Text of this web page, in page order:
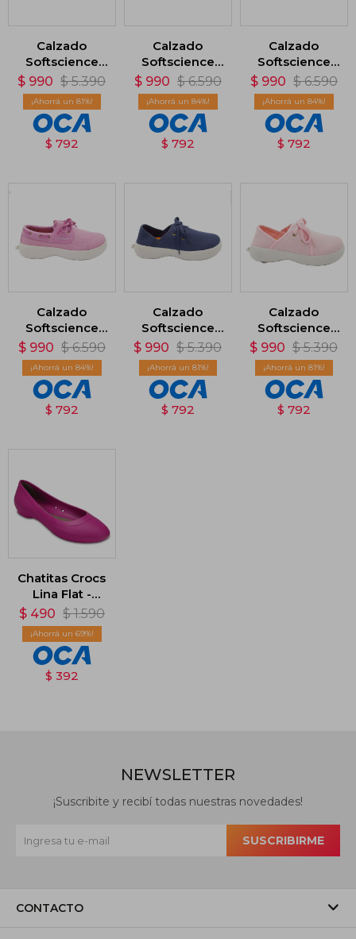
Calzado
Softscience
Dragonfly
Canvas -
Negro
$ 990 $ 5.390
81
$ 792
Calzado
Softscience
Cruise - Azul
$ 990 $ 6.590
84
$ 792
Calzado
Softscience
Cruise - Azul
$ 990 $ 6.590
84
$ 792
Calzado
Softscience
Cruise - Rosa
$ 990 $ 6.590
84
$ 792
Calzado
Softscience
Dragonfly
Canvas - Azul
$ 990 $ 5.390
81
$ 792
Calzado
Softscience
Dragonfly
Canvas - Rosa
$ 990 $ 5.390
81
$ 792
Chatitas Crocs
Lina Flat -
Violeta
$ 490 $ 1.590
69
$ 392
CONTACTO
NEWSLETTER
¡Suscribite y recibí todas nuestras novedades!
SUSCRIBIRME